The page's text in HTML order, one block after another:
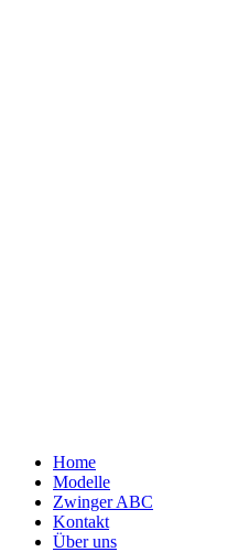
Home
Modelle
Zwinger ABC
Kontakt
Über uns